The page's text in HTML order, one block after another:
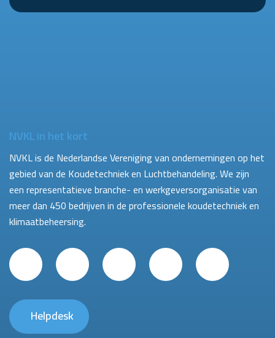
NVKL in het kort
NVKL is de Nederlandse Vereniging van ondernemingen op het
gebied van de Koudetechniek en Luchtbehandeling. We zijn
een representatieve branche- en werkgeversorganisatie van
meer dan 450 bedrijven in de professionele koudetechniek en
klimaatbeheersing.
Helpdesk